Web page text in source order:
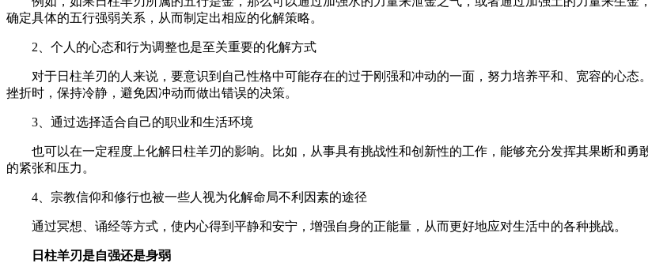
确定具体的五行强弱关系，从而制定出相应的化解策略。
2、个人的心态和行为调整也是至关重要的化解方式
对于日柱羊刃的人来说，要意识到自己性格中可能存在的过于刚强和冲动的一面，努力培养平和、宽容的心
挫折时，保持冷静，避免因冲动而做出错误的决策。
3、通过选择适合自己的职业和生活环境
也可以在一定程度上化解日柱羊刃的影响。比如，从事具有挑战性和创新性的工作，能够充分发挥其果断和
的紧张和压力。
4、宗教信仰和修行也被一些人视为化解命局不利因素的途径
通过冥想、诵经等方式，使内心得到平静和安宁，增强自身的正能量，从而更好地应对生活中的各种挑战。
日柱羊刃是自强还是身弱